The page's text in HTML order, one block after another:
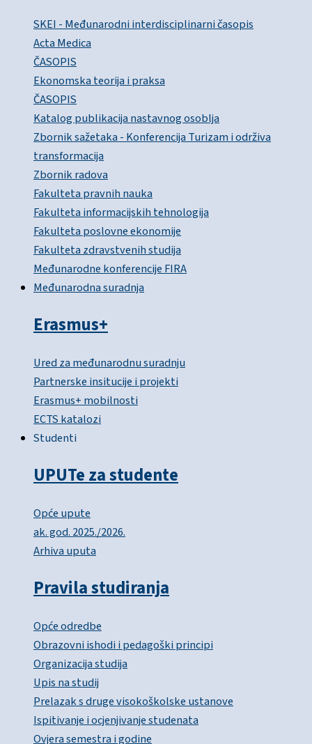
SKEI - Međunarodni interdisciplinarni časopis
Acta Medica
ČASOPIS
Ekonomska teorija i praksa
ČASOPIS
Katalog publikacija nastavnog osoblja
Zbornik sažetaka - Konferencija Turizam i održiva
transformacija
Zbornik radova
Fakulteta pravnih nauka
Fakulteta informacijskih tehnologija
Fakulteta poslovne ekonomije
Fakulteta zdravstvenih studija
Međunarodne konferencije FIRA
Međunarodna suradnja
Erasmus+
Ured za međunarodnu suradnju
Partnerske insitucije i projekti
Erasmus+ mobilnosti
ECTS katalozi
Studenti
UPUTe za studente
Opće upute
ak. god. 2025./2026.
Arhiva uputa
Pravila studiranja
Opće odredbe
Obrazovni ishodi i pedagoški principi
Organizacija studija
Upis na studij
Prelazak s druge visokoškolske ustanove
Ispitivanje i ocjenjivanje studenata
Ovjera semestra i godine